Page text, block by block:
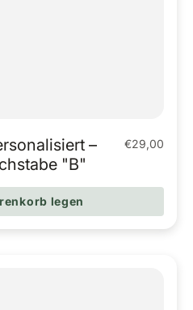
–
"B"
€29,00
legen